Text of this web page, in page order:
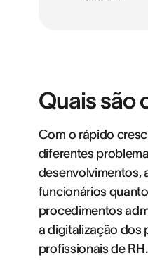
Quais são
Com o rápido
diferentes
desenvolvimentos,
funcionários
procedimentos
a digitalização dos
profissionais de